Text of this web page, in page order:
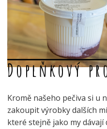
Doplňkový
Kromě našeho pečiva si u
zakoupit výrobky dalších
které stejně jako my